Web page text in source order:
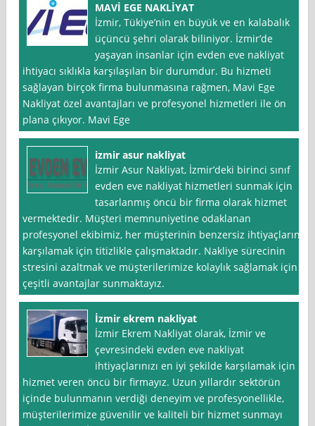
MAVİ EGE NAKLİYAT
İzmir, Tükiye’nin en büyük ve en kalabalık
üçüncü şehri olarak biliniyor. İzmir’de
yaşayan insanlar için evden eve nakliyat
ihtiyacı sıklıkla karşılaşılan bir durumdur. Bu hizmeti
sağlayan birçok firma bulunmasına rağmen, Mavi Ege
Nakliyat özel avantajları ve profesyonel hizmetleri ile ön
plana çıkıyor. Mavi Ege
izmir asur nakliyat
İzmir Asur Nakliyat, İzmir’deki birinci sınıf
evden eve nakliyat hizmetleri sunmak için
tasarlanmış öncü bir firma olarak hizmet
vermektedir. Müşteri memnuniyetine odaklanan
profesyonel ekibimiz, her müşterinin benzersiz ihtiyaçlarını
karşılamak için titizlikle çalışmaktadır. Nakliye sürecinin
stresini azaltmak ve müşterilerimize kolaylık sağlamak için
çeşitli avantajlar sunmaktayız.
İzmir ekrem nakliyat
İzmir Ekrem Nakliyat olarak, İzmir ve
çevresindeki evden eve nakliyat
ihtiyaçlarınızı en iyi şekilde karşılamak için
hizmet veren öncü bir firmayız. Uzun yıllardır sektörün
içinde bulunmanın verdiği deneyim ve profesyonellikle,
müşterilerimize güvenilir ve kaliteli bir hizmet sunmayı